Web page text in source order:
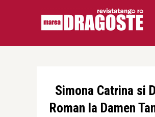
Simona Catrina si
Roman la Damen